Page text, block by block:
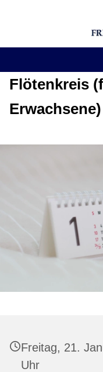
Flötenkreis
Erwachsene)
Freitag, 21.
Uhr